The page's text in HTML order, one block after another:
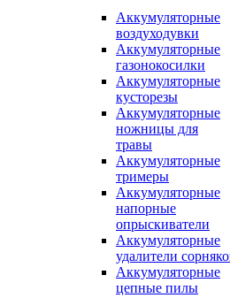
Аккумуляторные
воздуходувки
Аккумуляторные
газонокосилки
Аккумуляторные
кусторезы
Аккумуляторные
ножницы для
травы
Аккумуляторные
тримеры
Аккумуляторные
напорные
опрыскиватели
Аккумуляторные
удалители
Аккумуляторные
цепные пилы